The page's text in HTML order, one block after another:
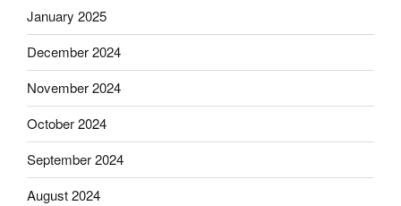
January 2025
December 2024
November 2024
October 2024
September 2024
August 2024